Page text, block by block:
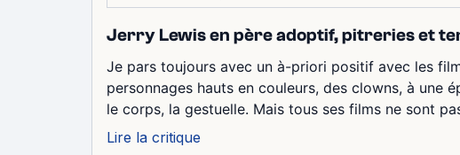
Jerry Lewis en père adoptif, pitreries et
Je pars toujours avec un à-priori positif avec les
personnages hauts en couleurs, des clowns, à une
le corps, la gestuelle. Mais tous ses films ne sont
Lire la critique